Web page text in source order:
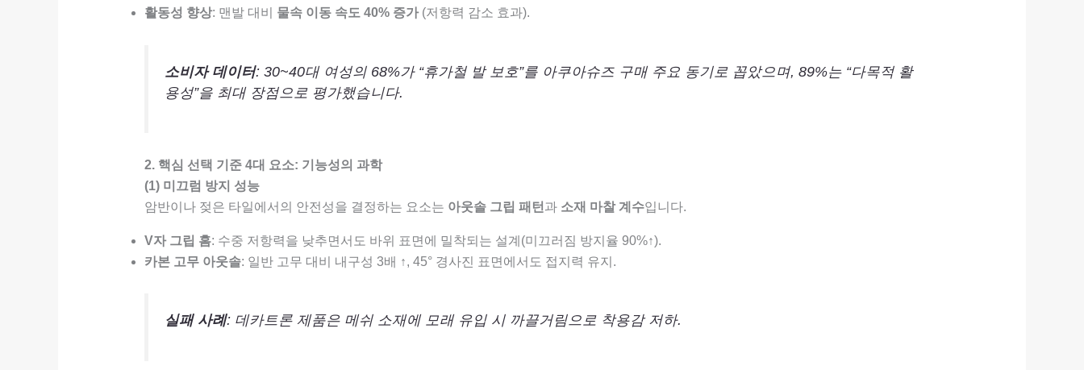
활동성 향상: 맨발 대비 물속 이동 속도 40% 증가(저항력 감소 효과).
소비자 데이터: 30~40대 여성의 68%가 “휴가철 발 보호”를 아쿠아슈즈 구매 주요 동기로 꼽았으며, 89%는 “다목적 활
용성”을 최대 장점으로 평가했습니다.
2. 핵심 선택 기준 4대 요소: 기능성의 과학
(1) 미끄럼 방지 성능
암반이나 젖은 타일에서의 안전성을 결정하는 요소는 아웃솔 그립 패턴 과 소재 마찰 계수입니다.
V자 그립 홈: 수중 저항력을 낮추면서도 바위 표면에 밀착되는 설계(미끄러짐 방지율 90%↑).
카본 고무 아웃솔: 일반 고무 대비 내구성 3배 ↑, 45° 경사진 표면에서도 접지력 유지.
실패 사례: 데카트론 제품은 메쉬 소재에 모래 유입 시 까끌거림으로 착용감 저하.